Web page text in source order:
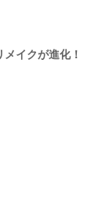
イクが進化！